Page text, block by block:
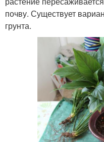
почву. Существует
грунта.